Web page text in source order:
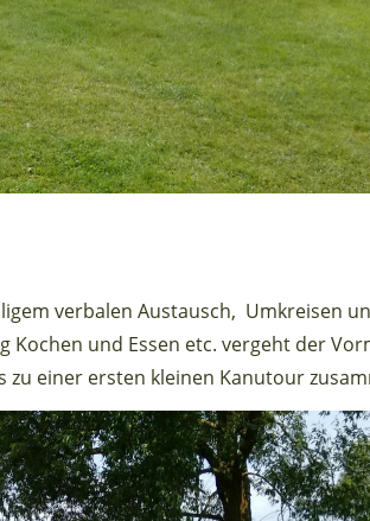
verbalen Austausch, Umkreisen
und Essen etc. vergeht der
einer ersten kleinen Kanutour